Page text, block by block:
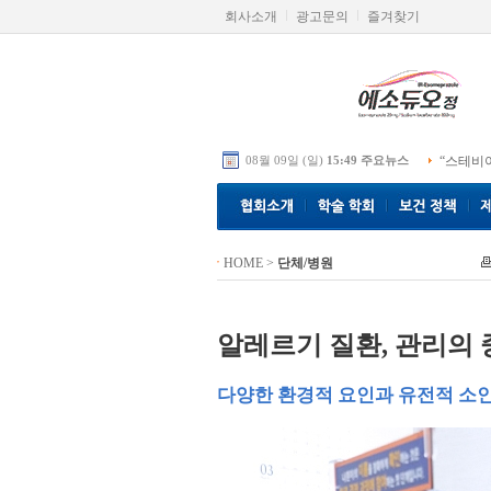
회사소개 광고문의 즐겨찾기
08월 09일 (일) 15:49 주요뉴스 “스테비
HOME> 단체/병원
알레르기 질환, 관리의
다양한 환경적 요인과 유전적 소